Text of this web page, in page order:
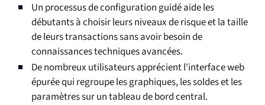
Un processus de configuration guidé aide les
débutants à choisir leurs niveaux de risque et la taille
de leurs transactions sans avoir besoin de
connaissances techniques avancées.
De nombreux utilisateurs apprécient l'interface web
épurée qui regroupe les graphiques, les soldes et les
paramètres sur un tableau de bord central.